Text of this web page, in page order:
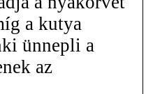
a kutya
ünnepli a
az